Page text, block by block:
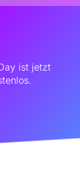
ist jetzt